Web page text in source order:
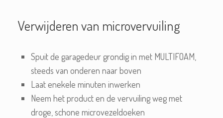
Verwijderen van microvervuiling
Spuit de garagedeur grondig in met MULTIFOAM,
steeds van onderen naar boven
Laat enekele minuten inwerken
Neem het product en de vervuiling weg met
droge, schone microvezeldoeken